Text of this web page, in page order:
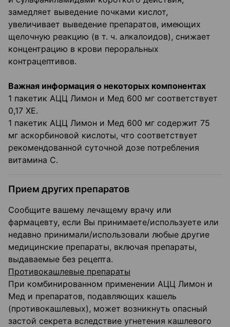
замедляет выведение почками кислот,
увеличивает выведение препаратов, имеющих
щелочную реакцию (в т. ч. алкалоидов), снижает
концентрацию в крови пероральных
контрацептивов.
Важная информация о некоторых компонентах
1 пакетик АЦЦ Лимон и Мед 600 мг соответствует
0,17 ХЕ.
1 пакетик АЦЦ Лимон и Мед 600 мг содержит 75
мг аскорбиновой кислоты, что соответствует
рекомендованной суточной дозе потребления
витамина С.
Прием других препаратов
Сообщите вашему лечащему врачу или
фармацевту, если Вы принимаете/используете или
недавно принимали/использовали любые другие
медицинские препараты, включая препараты,
выдаваемые без рецепта.
Противокашлевые препараты
При комбинированном применении АЦЦ Лимон и
Мед и препаратов, подавляющих кашель
(противокашлевых), может возникнуть опасный
застой секрета вследствие угнетения кашлевого